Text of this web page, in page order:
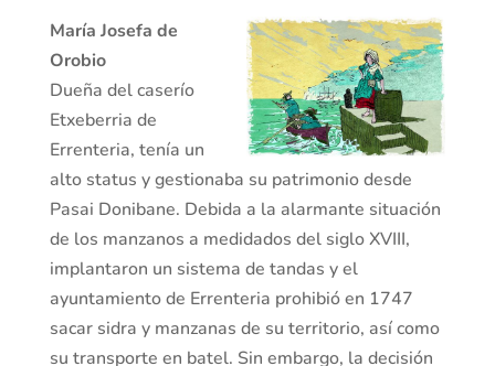
María Josefa de
Orobio
Dueña del caserío
Etxeberria de
Errenteria, tenía un
alto status y gestionaba su patrimonio desde
Pasai Donibane. Debida a la alarmante situación
de los manzanos a medidados del siglo XVIII,
implantaron un sistema de tandas y el
ayuntamiento de Errenteria prohibió en 1747
sacar sidra y manzanas de su territorio, así como
su transporte en batel. Sin embargo, la decisión